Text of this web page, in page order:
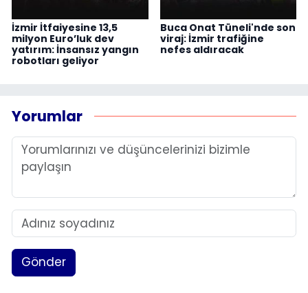
İzmir İtfaiyesine 13,5
milyon Euro’luk dev
yatırım: İnsansız yangın
robotları geliyor
Buca Onat Tüneli'nde son
viraj: İzmir trafiğine
nefes aldıracak
Yorumlar
Gönder